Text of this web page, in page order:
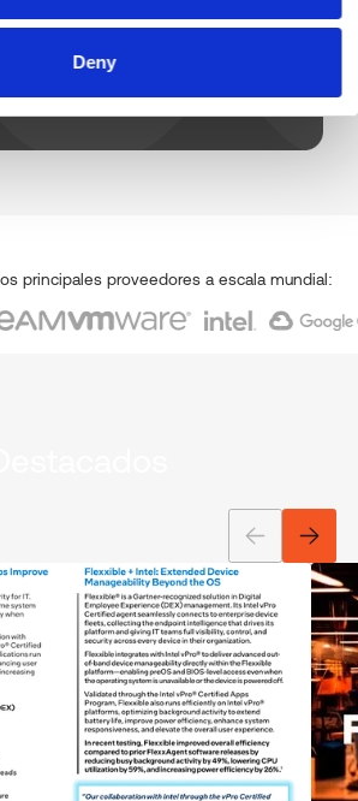
Deny
principales proveedores a escala mundial: